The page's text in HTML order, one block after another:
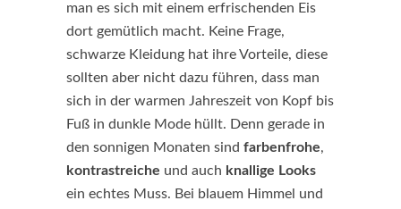
man es sich mit einem erfrischenden Eis
dort gemütlich macht. Keine Frage,
schwarze Kleidung hat ihre Vorteile, diese
sollten aber nicht dazu führen, dass man
sich in der warmen Jahreszeit von Kopf bis
Fuß in dunkle Mode hüllt. Denn gerade in
den sonnigen Monaten sind farbenfrohe,
kontrastreiche und auch knallige Looks
ein echtes Muss. Bei blauem Himmel und